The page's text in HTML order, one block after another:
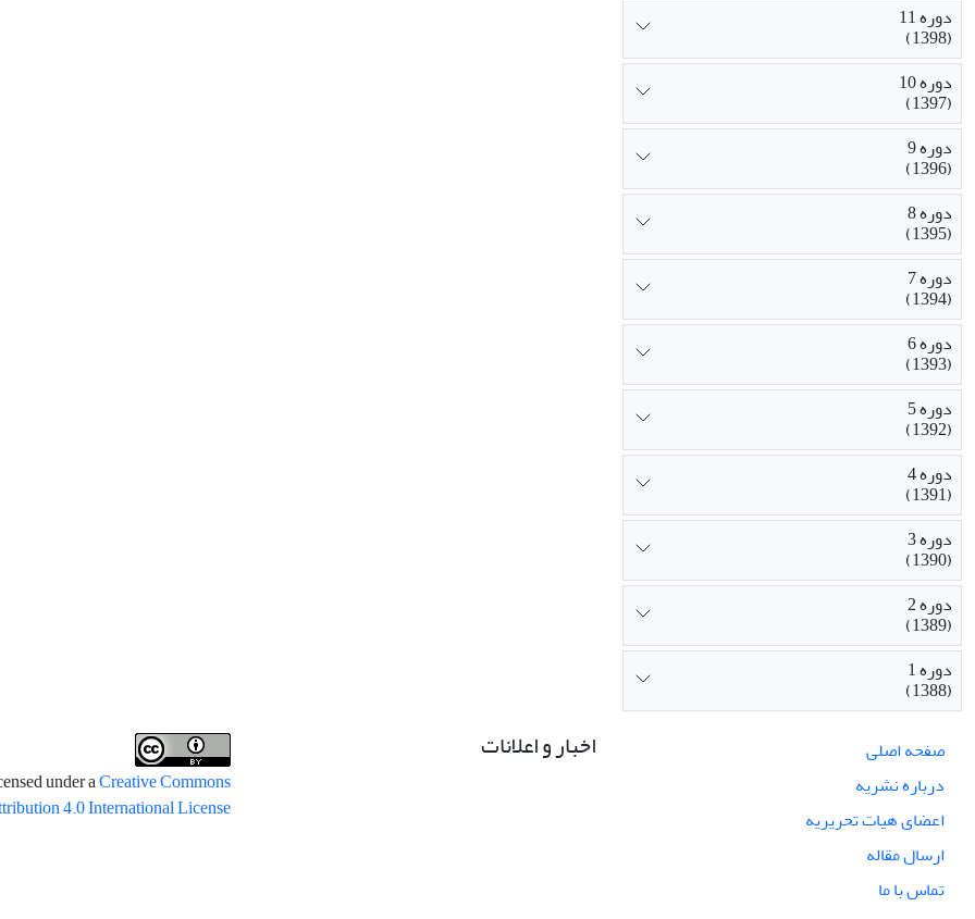
دوره 11
(1398)
دوره 10
(1397)
دوره 9
(1396)
دوره 8
(1395)
دوره 7
(1394)
دوره 6
(1393)
دوره 5
(1392)
دوره 4
(1391)
دوره 3
(1390)
دوره 2
(1389)
دوره 1
(1388)
صفحه اصلی
درباره نشریه
اعضای هیات تحریریه
ارسال مقاله
تماس با ما
اخبار و اعلانات
under aCreative Commons
4.0 International License